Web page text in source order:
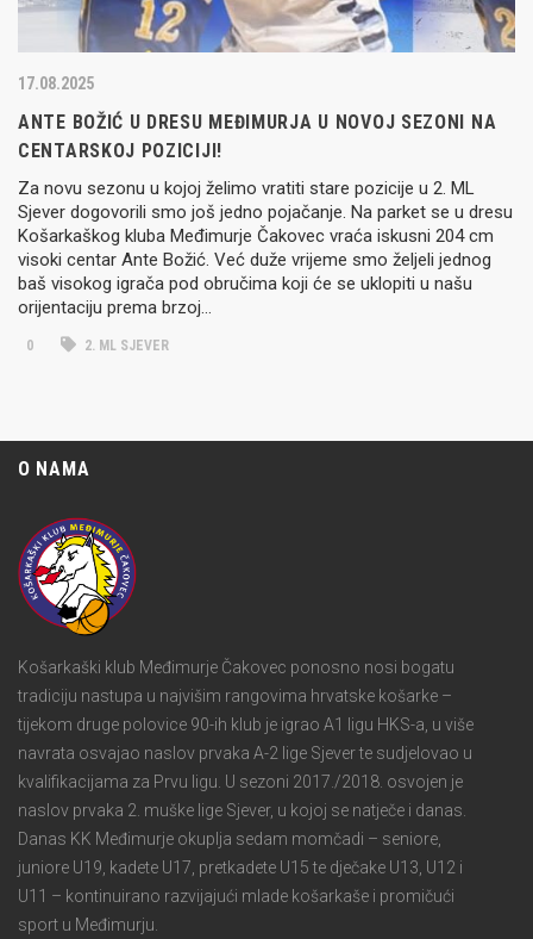
17.08.2025
ANTE BOŽIĆ U DRESU MEĐIMURJA U NOVOJ SEZONI NA
CENTARSKOJ POZICIJI!
Za novu sezonu u kojoj želimo vratiti stare pozicije u 2. ML
Sjever dogovorili smo još jedno pojačanje. Na parket se u dresu
Košarkaškog kluba Međimurje Čakovec vraća iskusni 204 cm
visoki centar Ante Božić. Već duže vrijeme smo željeli jednog
baš visokog igrača pod obručima koji će se uklopiti u našu
orijentaciju prema brzoj…
0 2. ML SJEVER
O NAMA
Košarkaški klub Međimurje Čakovec ponosno nosi bogatu
tradiciju nastupa u najvišim rangovima hrvatske košarke –
tijekom druge polovice 90-ih klub je igrao A1 ligu HKS-a, u više
navrata osvajao naslov prvaka A-2 lige Sjever te sudjelovao u
kvalifikacijama za Prvu ligu. U sezoni 2017./2018. osvojen je
naslov prvaka 2. muške lige Sjever, u kojoj se natječe i danas.
Danas KK Međimurje okuplja sedam momčadi – seniore,
juniore U19, kadete U17, pretkadete U15 te dječake U13, U12 i
U11 – kontinuirano razvijajući mlade košarkaše i promičući
sport u Međimurju.